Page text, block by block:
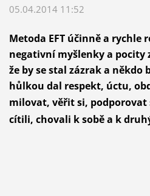
05.04.2014 11:52
Metoda EFT účinně a rychle
negativní myšlenky a pocity
že by se stal zázrak a někdo
hůlkou dal respekt, úctu,
milovat, věřit si, podporovat
cítili, chovali k sobě a k